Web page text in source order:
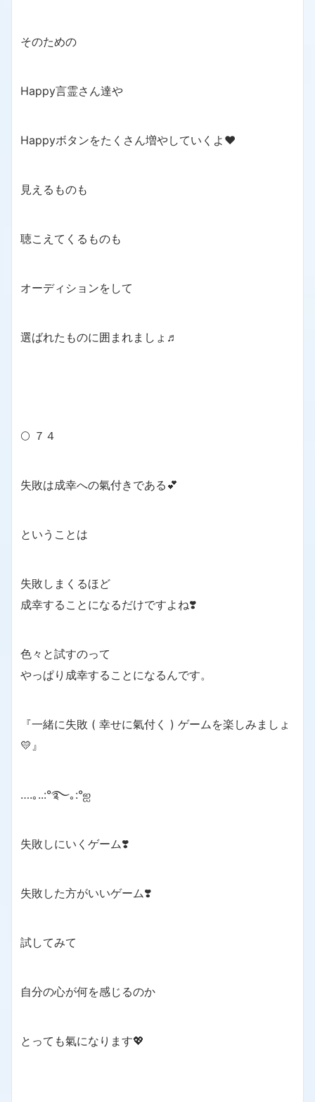
そのための
Happy言霊さん達や
Happyボタンをたくさん増やしていくよ❤️
見えるものも
聴こえてくるものも
オーディションをして
選ばれたものに囲まれましょ♬
🌕 ７４
失敗は成幸への氣付きである💕
ということは
失敗しまくるほど
成幸することになるだけですよね❣️
色々と試すのって
やっぱり成幸することになるんです。
『一緒に失敗 ( 幸せに氣付く ) ゲームを楽しみましょ
💛』
….｡..:°࿐｡:°ஐ
失敗しにいくゲーム❣️
失敗した方がいいゲーム❣️
試してみて
自分の心が何を感じるのか
とっても氣になります💖